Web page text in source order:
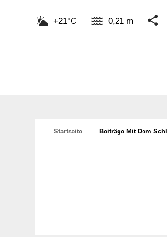
+21°C 0,21 m
Startseite Beiträge Mit Dem